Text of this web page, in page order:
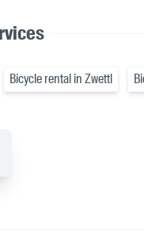
Bicycle rental in Zwettl